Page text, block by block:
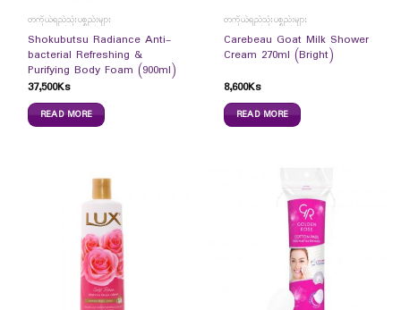
တကိုယ်ရည်သုံးပစ္စည်းများ
Shokubutsu Radiance Anti-
bacterial Refreshing &
Purifying Body Foam (900ml)
37,500Ks
READ MORE
တကိုယ်ရည်သုံးပစ္စည်းများ
Carebeau Goat Milk Shower
Cream 270ml (Bright)
8,600Ks
READ MORE